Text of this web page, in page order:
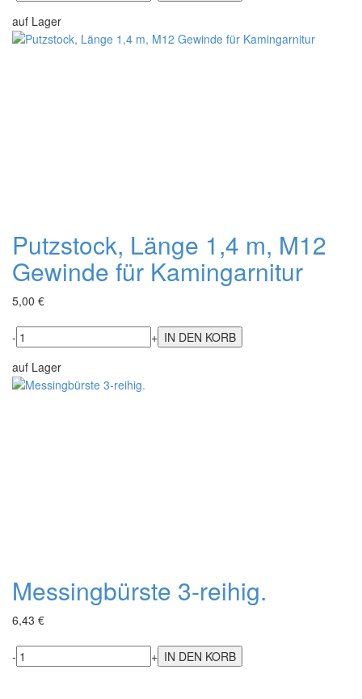
auf Lager
Putzstock, Länge 1,4 m, M12
Gewinde für Kamingarnitur
5,00 €
-
+
auf Lager
Messingbürste 3-reihig.
6,43 €
- +